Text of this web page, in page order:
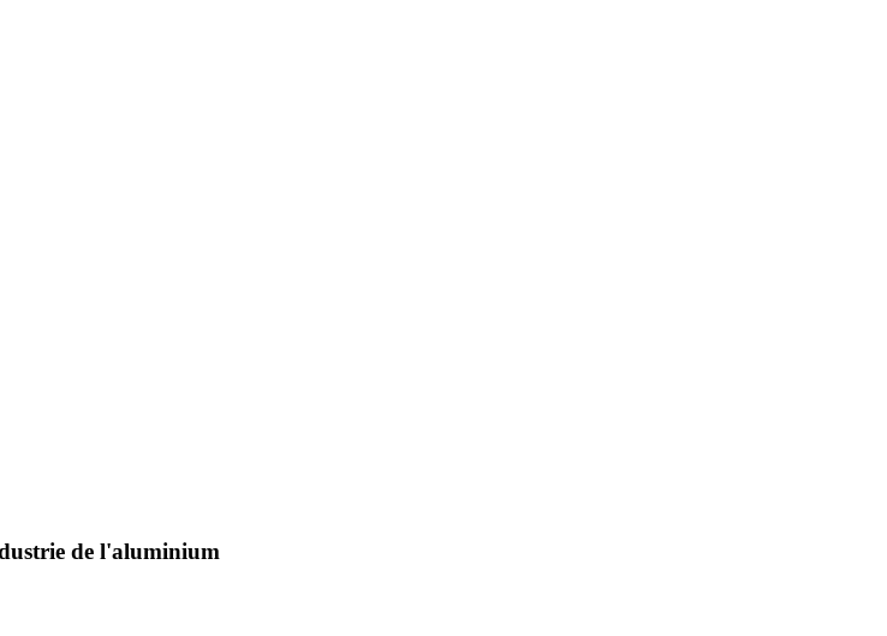
de l'aluminium